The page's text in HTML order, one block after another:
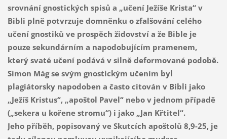
srovnání gnostických spisů a „učení Ježíše Krista“ v
Bibli plně potvrzuje domněnku o zfalšování celého
učení gnostiků ve prospěch židovství a že Bible je
pouze sekundárním a napodobujícím pramenem,
který svaté učení podává v silně deformované podobě.
Simon Mág se svým gnostickým učením byl
plagiátorsky napodoben a často citován v Bibli jako
„Ježíš Kristus“, „apoštol Pavel“ nebo v jednom případě
(„sekera u kořene stromu“) i jako „Jan Křtitel“.
Jeho příběh, popisovaný ve Skutcích apoštolů 8,9-25, je